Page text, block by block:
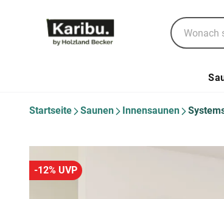
Startseite Saunen Innensaunen
-12% UVP